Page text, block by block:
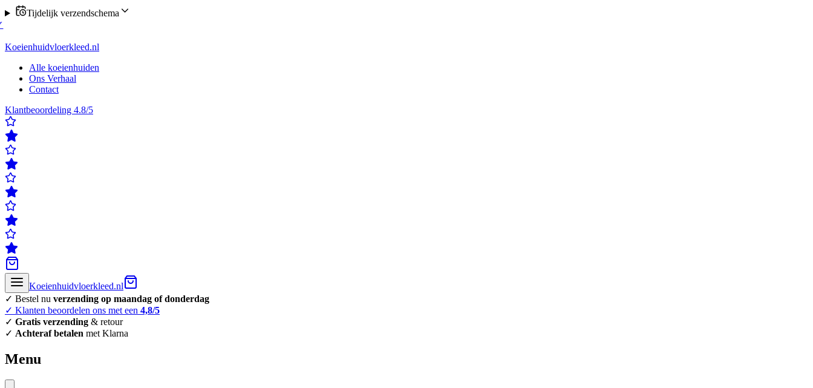
Tijdelijk verzendschema
nu verzending op maandag of donderdag
Koeienhuidvloerkleed.nl
Alle koeienhuiden
Ons Verhaal
Contact
Klantbeoordeling 4.8/5
Koeienhuidvloerkleed.nl
✓ Bestel nu verzending op maandag of donderdag
✓ Klanten beoordelen ons met een 4,8/5
✓ Gratis verzending & retour
✓ Achteraf betalen met Klarna
Menu